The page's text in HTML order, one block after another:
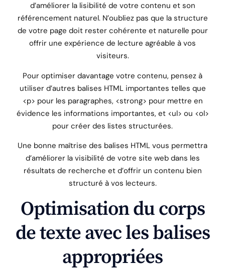
d’améliorer la lisibilité de votre contenu et son
référencement naturel. N’oubliez pas que la structure
de votre page doit rester cohérente et naturelle pour
offrir une expérience de lecture agréable à vos
visiteurs.
Pour optimiser davantage votre contenu, pensez à
utiliser d’autres balises HTML importantes telles que
<p> pour les paragraphes, <strong> pour mettre en
évidence les informations importantes, et <ul> ou <ol>
pour créer des listes structurées.
Une bonne maîtrise des balises HTML vous permettra
d’améliorer la visibilité de votre site web dans les
résultats de recherche et d’offrir un contenu bien
structuré à vos lecteurs.
Optimisation du corps
de texte avec les balises
appropriées